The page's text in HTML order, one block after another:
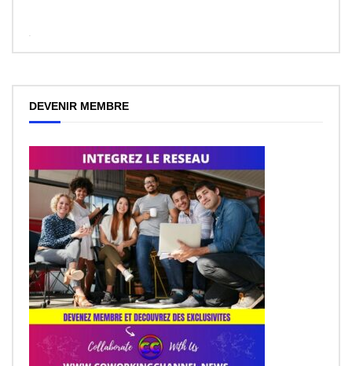
WordPress
DEVENIR MEMBRE